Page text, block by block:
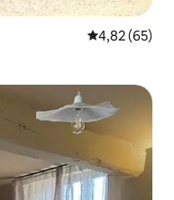
Évaluation
4,82 (65)